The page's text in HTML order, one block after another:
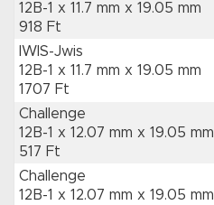
12B-1 x 11.7 mm x 19.05 mm
918 Ft
IWIS-Jwis
12B-1 x 11.7 mm x 19.05 mm
1707 Ft
Challenge
12B-1 x 12.07 mm x 19.05 mm
517 Ft
Challenge
12B-1 x 12.07 mm x 19.05 mm